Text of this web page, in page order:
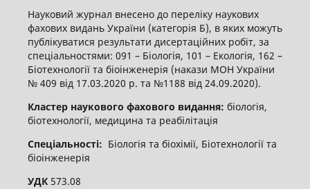
Науковий журнал внесено до переліку наукових
фахових видань України (категорія Б), в яких можуть
публікуватися результати дисертаційних робіт, за
спеціальностями: 091 – Біологія, 101 – Екологія, 162 –
Біотехнології та біоінженерія (накази МОН України
№ 409 від 17.03.2020 р. та №1188 від 24.09.2020).
Кластер наукового фахового видання: біологія,
біотехнології, медицина та реабілітація
Спеціальності: Біологія та біохімії, Біотехнології та
біоінженерія
УДК 573.08